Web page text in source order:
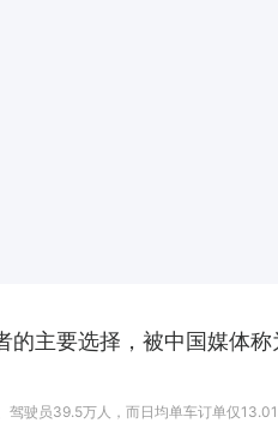
主要选择，被中国媒体称
驶员39.5万人，而日均单车订单仅13.01